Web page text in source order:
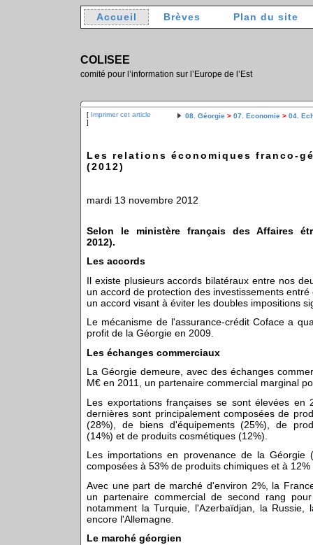
Accueil Brèves Plan du site
COLISEE
comité pour l’information sur l’Europe de l’Est
[ Imprimer cet article
]
08. Géorgie > 07. Economie > 04.
Les relations économiques franco-
(2012)
mardi 13 novembre 2012
Selon le ministère français des Affaires
2012).
Les accords
Il existe plusieurs accords bilatéraux entre nos
un accord de protection des investissements
un accord visant à éviter les doubles impositions
Le mécanisme de l'assurance-crédit Coface a
profit de la Géorgie en 2009.
Les échanges commerciaux
La Géorgie demeure, avec des échanges
M€ en 2011, un partenaire commercial marginal
Les exportations françaises se sont élevées en
dernières sont principalement composées de
(28%), de biens d'équipements (25%), de
(14%) et de produits cosmétiques (12%).
Les importations en provenance de la Géorgie
composées à 53% de produits chimiques et à
Avec une part de marché d'environ 2%, la
un partenaire commercial de second rang
notamment la Turquie, l'Azerbaïdjan, la Russie,
encore l'Allemagne.
Le marché géorgien